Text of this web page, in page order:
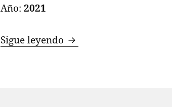
Año: 2021
Sigue leyendo Protocolos